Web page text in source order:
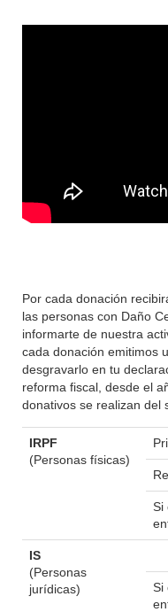
Por cada donación
las personas con Daño
informarte de nuestra
cada donación emitimos
desgravarlo en tu
reforma fiscal, desde el
donativos se realizan del
IRPF
(Personas físicas)
Si
IS
(Personas
jurídicas)
Si